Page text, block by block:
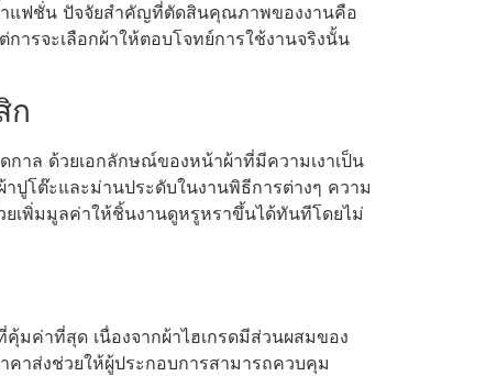
าแฟชั่น ปัจจัยสำคัญที่ตัดสินคุณภาพของงานคือ
ารจะเลือกผ้าให้ตอบโจทย์การใช้งานจริงนั้น
ก
าล ด้วยเอกลักษณ์ของหน้าผ้าที่มีความเงาเป็น
ปูโต๊ะและม่านประดับในงานพิธีการต่างๆ ความ
เพิ่มมูลค่าให้ชิ้นงานดูหรูหราขึ้นได้ทันทีโดยไม่
คุ้มค่าที่สุด เนื่องจากผ้าไฮเกรดมีส่วนผสมของ
าส่งช่วยให้ผู้ประกอบการสามารถควบคุม